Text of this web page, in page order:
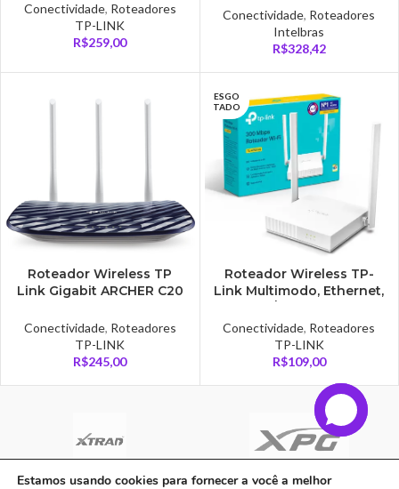
Conectividade, Roteadores
TP-LINK
R$259,00
Antenas – RG1200
Conectividade, Roteadores
Intelbras
R$328,42
Roteador Wireless TP
Link Gigabit ARCHER C20
Portas LAN, 1 Porta WAN,
3 Antenas, TP Link –
AC750
Conectividade, Roteadores
TP-LINK
R$245,00
ESGO
TADO
Roteador Wireless TP-
Link Multimodo, Ethernet,
Conectividade, Roteadores
TP-LINK
R$109,00
Estamos usando cookies para fornecer a você a melhor